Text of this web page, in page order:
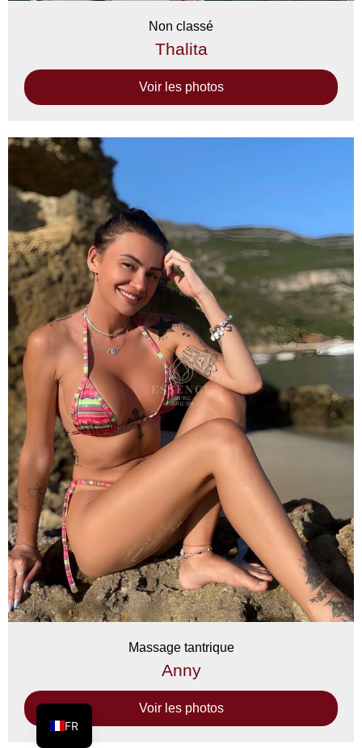
Non classé
Thalita
Voir les photos
Massage tantrique
Anny
Voir les photos
FR